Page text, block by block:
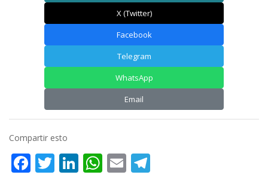
X (Twitter)
Facebook
Telegram
WhatsApp
Email
Compartir esto
Facebook
Twitter
LinkedIn
WhatsApp
Email